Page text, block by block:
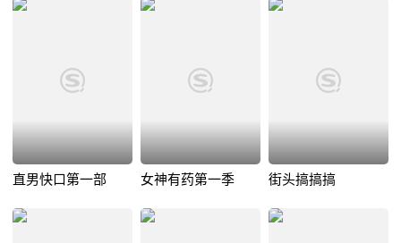
直男快口第一部 女神有药第一季 街头搞搞搞